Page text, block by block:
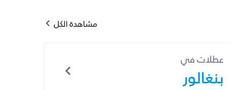
مشاهدة الكل
عطلات في
بنغالور